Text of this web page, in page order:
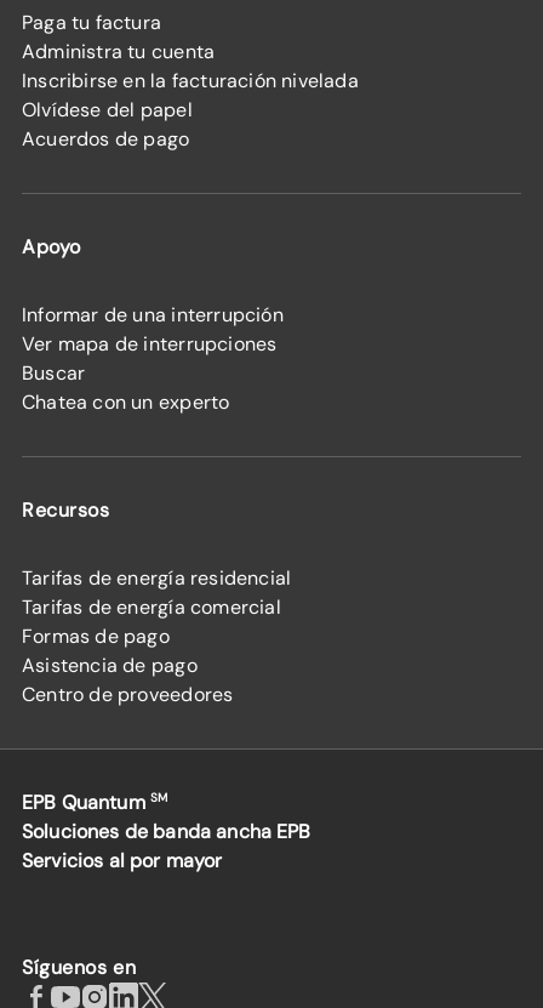
Paga tu factura
Administra tu cuenta
Inscribirse en la facturación nivelada
Olvídese del papel
Acuerdos de pago
Apoyo
Informar de una interrupción
Ver mapa de interrupciones
Buscar
Chatea con un experto
Recursos
Tarifas de energía residencial
Tarifas de energía comercial
Formas de pago
Asistencia de pago
Centro de proveedores
EPB Quantum SM
Soluciones de banda ancha EPB
Servicios al por mayor
Síguenos en